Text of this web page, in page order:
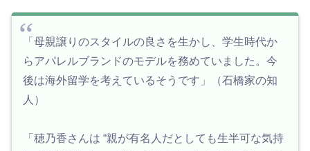
「母親譲りのスタイルの良さを生かし、学生時代か
らアパレルブランドのモデルを務めていました。今
後は海外留学を考えているそうです」（石橋家の知
人）
「穂乃香さんは “親が有名人だとしても生半可な気持